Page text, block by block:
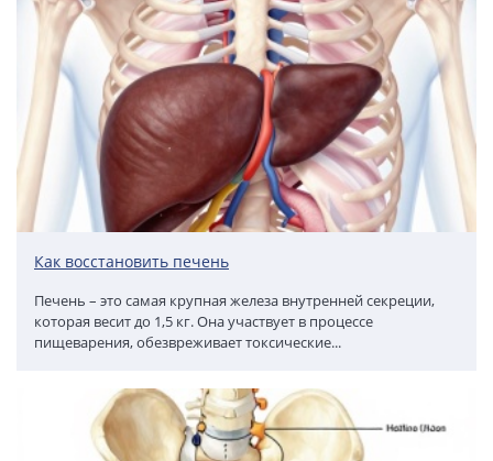
Как восстановить печень
Печень – это самая крупная железа внутренней секреции,
которая весит до 1,5 кг. Она участвует в процессе
пищеварения, обезвреживает токсические...